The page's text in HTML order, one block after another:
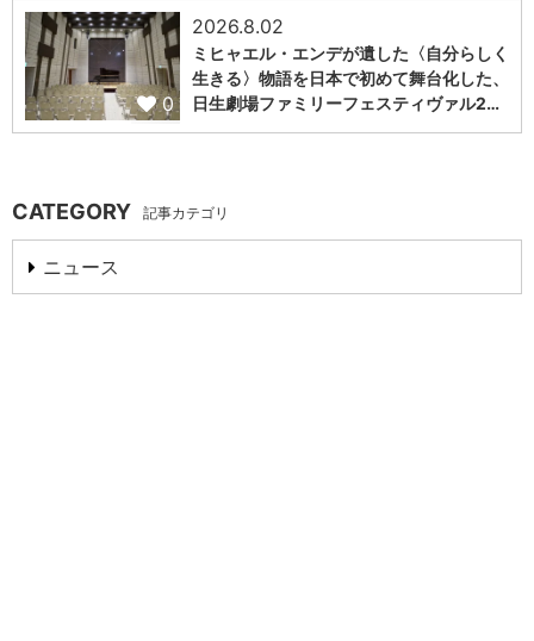
0
2026.8.02
ミヒャエル・エンデが遺した〈自分らしく
生きる〉物語を日本で初めて舞台化した、
日生劇場ファミリーフェスティヴァル2…
CATEGORY 記事カテゴリ
ニュース